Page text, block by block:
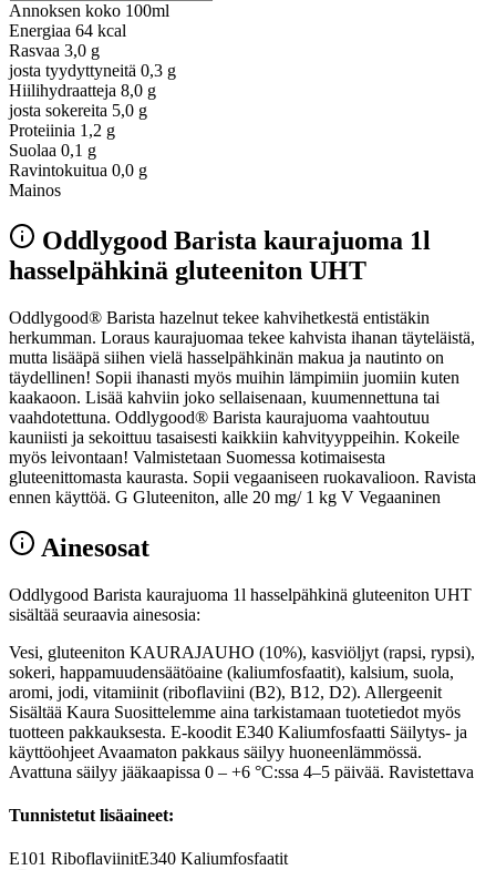
Annoksen koko 100ml
Energiaa 64 kcal
Rasvaa 3,0 g
josta tyydyttyneitä 0,3 g
Hiilihydraatteja 8,0 g
josta sokereita 5,0 g
Proteiinia 1,2 g
Suolaa 0,1 g
Ravintokuitua 0,0 g
Mainos
Oddlygood Barista kaurajuoma 1l
hasselpähkinä gluteeniton UHT
Oddlygood® Barista hazelnut tekee kahvihetkestä entistäkin
herkumman. Loraus kaurajuomaa tekee kahvista ihanan täyteläistä,
mutta lisääpä siihen vielä hasselpähkinän makua ja nautinto on
täydellinen! Sopii ihanasti myös muihin lämpimiin juomiin kuten
kaakaoon. Lisää kahviin joko sellaisenaan, kuumennettuna tai
vaahdotettuna. Oddlygood® Barista kaurajuoma vaahtoutuu
kauniisti ja sekoittuu tasaisesti kaikkiin kahvityyppeihin. Kokeile
myös leivontaan! Valmistetaan Suomessa kotimaisesta
gluteenittomasta kaurasta. Sopii vegaaniseen ruokavalioon. Ravista
ennen käyttöä. G Gluteeniton, alle 20 mg/ 1 kg V Vegaaninen
Ainesosat
Oddlygood Barista kaurajuoma 1l hasselpähkinä gluteeniton UHT
sisältää seuraavia ainesosia:
Vesi, gluteeniton KAURAJAUHO (10%), kasviöljyt (rapsi, rypsi),
sokeri, happamuudensäätöaine (kaliumfosfaatit), kalsium, suola,
aromi, jodi, vitamiinit (riboflaviini (B2), B12, D2). Allergeenit
Sisältää Kaura Suosittelemme aina tarkistamaan tuotetiedot myös
tuotteen pakkauksesta. E-koodit E340 Kaliumfosfaatti Säilytys- ja
käyttöohjeet Avaamaton pakkaus säilyy huoneenlämmössä.
Avattuna säilyy jääkaapissa 0 – +6 °C:ssa 4–5 päivää. Ravistettava
Tunnistetut lisäaineet:
E101 RiboflaviinitE340 Kaliumfosfaatit